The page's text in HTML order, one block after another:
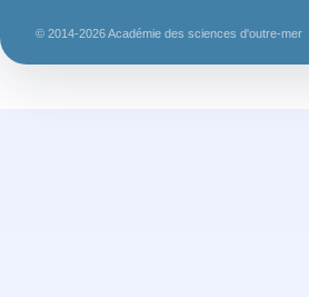
© 2014-2026 Académie des sciences d'outre-mer